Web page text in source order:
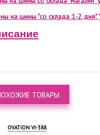
на шины "со склада 1-2 дня",
ТОВАРЫ
OVATION VI-388